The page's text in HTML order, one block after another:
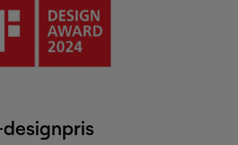
designpris